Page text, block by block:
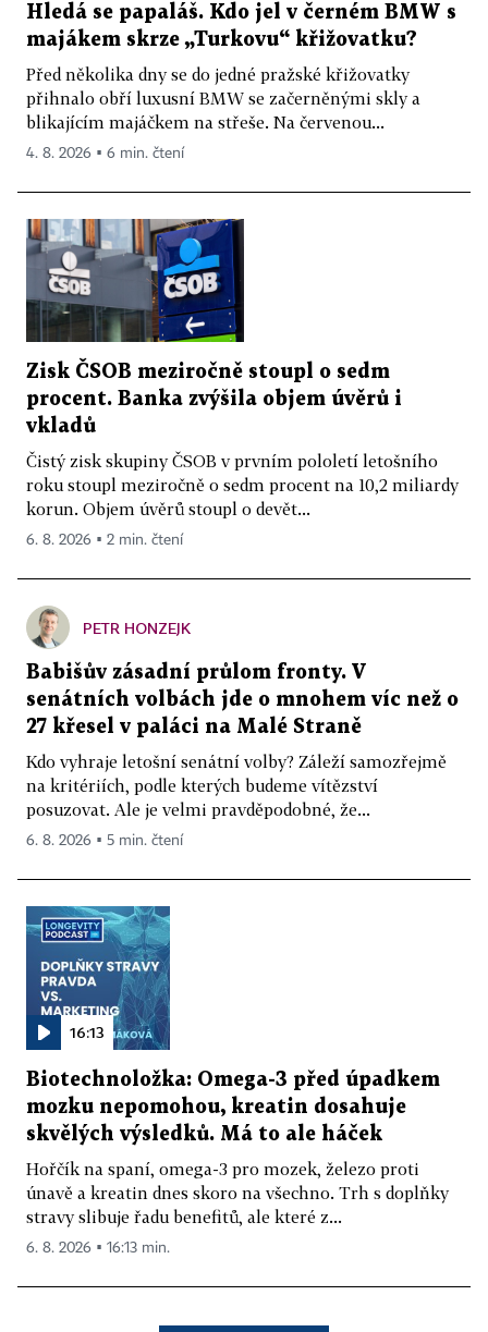
Hledá se papaláš. Kdo jel v černém BMW s
majákem skrze „Turkovu“ křižovatku?
Před několika dny se do jedné pražské křižovatky
přihnalo obří luxusní BMW se začerněnými skly a
blikajícím majáčkem na střeše. Na červenou...
4. 8. 2026 ▪ 6 min. čtení
Zisk ČSOB meziročně stoupl o sedm
procent. Banka zvýšila objem úvěrů i
vkladů
Čistý zisk skupiny ČSOB v prvním pololetí letošního
roku stoupl meziročně o sedm procent na 10,2 miliardy
korun. Objem úvěrů stoupl o devět...
6. 8. 2026 ▪ 2 min. čtení
PETR HONZEJK
Babišův zásadní průlom fronty. V
senátních volbách jde o mnohem víc než o
27 křesel v paláci na Malé Straně
Kdo vyhraje letošní senátní volby? Záleží samozřejmě
na kritériích, podle kterých budeme vítězství
posuzovat. Ale je velmi pravděpodobné, že...
6. 8. 2026 ▪ 5 min. čtení
16:13
Biotechnoložka: Omega-3 před úpadkem
mozku nepomohou, kreatin dosahuje
skvělých výsledků. Má to ale háček
Hořčík na spaní, omega-3 pro mozek, železo proti
únavě a kreatin dnes skoro na všechno. Trh s doplňky
stravy slibuje řadu benefitů, ale které z...
6. 8. 2026 ▪ 16:13 min.